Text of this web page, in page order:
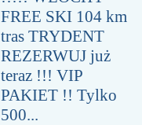
FREE SKI 104 km
tras TRYDENT
REZERWUJ już
teraz !!! VIP
PAKIET !! Tylko
500...